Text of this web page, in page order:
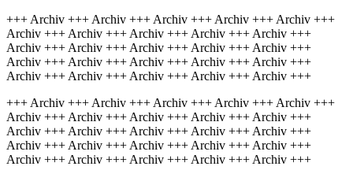
+++ Archiv +++ Archiv +++ Archiv +++ Archiv +++ Archiv +++
Archiv +++ Archiv +++ Archiv +++ Archiv +++ Archiv +++
Archiv +++ Archiv +++ Archiv +++ Archiv +++ Archiv +++
Archiv +++ Archiv +++ Archiv +++ Archiv +++ Archiv +++
Archiv +++ Archiv +++ Archiv +++ Archiv +++ Archiv +++
+++ Archiv +++ Archiv +++ Archiv +++ Archiv +++ Archiv +++
Archiv +++ Archiv +++ Archiv +++ Archiv +++ Archiv +++
Archiv +++ Archiv +++ Archiv +++ Archiv +++ Archiv +++
Archiv +++ Archiv +++ Archiv +++ Archiv +++ Archiv +++
Archiv +++ Archiv +++ Archiv +++ Archiv +++ Archiv +++